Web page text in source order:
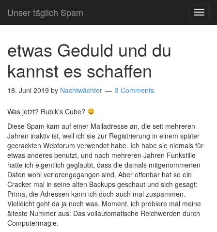
Unser täglich Spam
etwas Geduld und du
kannst es schaffen
18. Juni 2019 by Nachtwächter 3 Comments
Was jetzt? Rubik’s Cube?
Diese Spam kam auf einer Mailadresse an, die seit mehreren
Jahren inaktiv ist, weil ich sie zur Registrierung in einem später
gecrackten Webforum verwendet habe. Ich habe sie niemals für
etwas anderes benutzt, und nach mehreren Jahren Funkstille
hatte ich eigentlich geglaubt, dass die damals mitgenommenen
Daten wohl verlorengegangen sind. Aber offenbar hat so ein
Cracker mal in seine alten Backups geschaut und sich gesagt:
Prima, die Adressen kann ich doch auch mal zuspammen.
Vielleicht geht da ja noch was. Moment, ich probiere mal meine
älteste Nummer aus: Das vollautomatische Reichwerden durch
Computermagie.